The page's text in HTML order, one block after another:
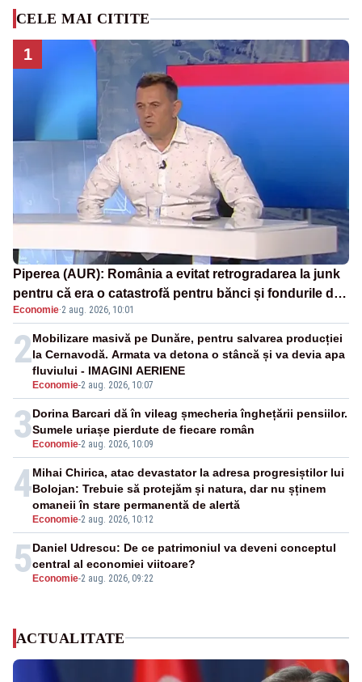
CELE MAI CITITE
1
Piperea (AUR): România a evitat retrogradarea la junk
pentru că era o catastrofă pentru bănci și fondurile de
pensii
Economie·2 aug. 2026, 10:01
2
Economie-2 aug. 2026, 10:07
Mobilizare masivă pe Dunăre, pentru salvarea producției
la Cernavodă. Armata va detona o stâncă și va devia apa
fluviului - IMAGINI AERIENE
3Economie-2 aug. 2026, 10:09
Dorina Barcari dă în vileag șmecheria înghețării pensiilor.
Sumele uriașe pierdute de fiecare român
4
Economie-2 aug. 2026, 10:12
Mihai Chirica, atac devastator la adresa progresiștilor lui
Bolojan: Trebuie să protejăm și natura, dar nu șținem
omaneii în stare permanentă de alertă
5Economie-2 aug. 2026, 09:22
Daniel Udrescu: De ce patrimoniul va deveni conceptul
central al economiei viitoare?
ACTUALITATE